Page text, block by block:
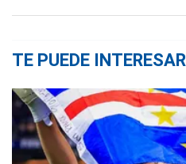
TE PUEDE INTERESAR